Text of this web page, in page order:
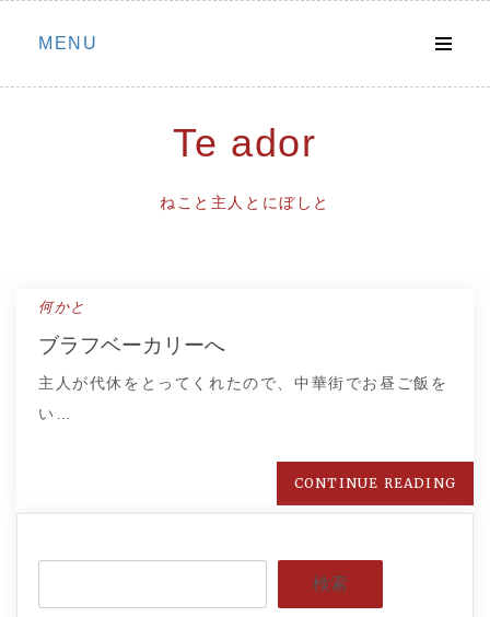
Skip
MENU
Te ador
ねこと主人とにぼしと
何かと
ブラフベーカリーへ
主人が代休をとってくれたので、中華街でお昼ご飯を
い…
CONTINUE READING
検索